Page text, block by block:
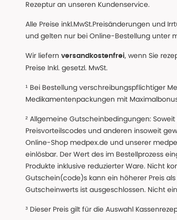
Rezeptur an unseren Kundenservice.
Alle Preise inkl.MwSt.Preisänderungen und
und gelten nur bei Online-Bestellung unter
Wir liefern versandkostenfrei, wenn Sie
Preise Inkl. gesetzl. MwSt.
¹ Bei Bestellung verschreibungspflichtiger
Medikamentenpackungen mit
² Allgemeine Gutscheinbedingungen:
Preisvorteilscodes und anderen insoweit
Online-Shop medpex.de und unserer
einlösbar. Der Wert des im Bestellprozess
Produkte inklusive reduzierter Ware. Nicht
Gutschein(code)s kann ein höherer Preis
Gutscheinwerts ist ausgeschlossen. Nicht
³ Dieser Preis gilt für die Auswahl